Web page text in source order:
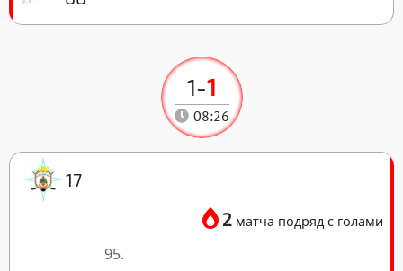
1-1
08:26
17
2 матча подряд с голами
95.